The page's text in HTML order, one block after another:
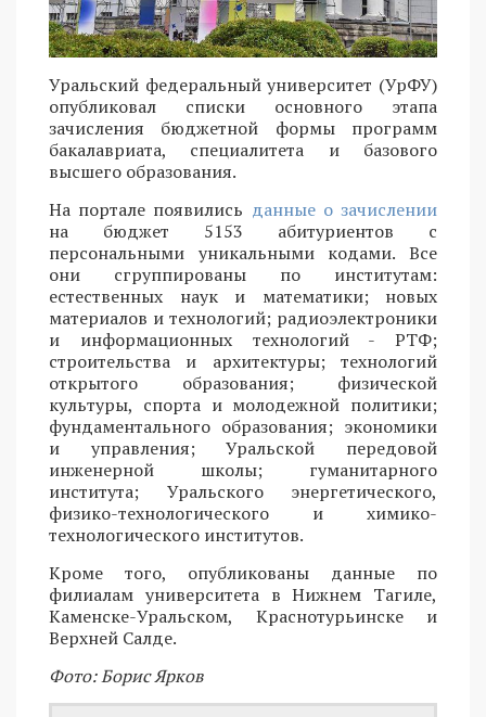
Уральский федеральный университет (УрФУ)
опубликовал списки основного этапа
зачисления бюджетной формы программ
бакалавриата, специалитета и базового
высшего образования.
На портале появились данные о зачислении
на бюджет 5153 абитуриентов с
персональными уникальными кодами. Все
они сгруппированы по институтам:
естественных наук и математики; новых
материалов и технологий; радиоэлектроники
и информационных технологий - РТФ;
строительства и архитектуры; технологий
открытого образования; физической
культуры, спорта и молодежной политики;
фундаментального образования; экономики
и управления; Уральской передовой
инженерной школы; гуманитарного
института; Уральского энергетического,
физико-технологического и химико-
технологического институтов.
Кроме того, опубликованы данные по
филиалам университета в Нижнем Тагиле,
Каменске-Уральском, Краснотурьинске и
Верхней Салде.
Фото: Борис Ярков